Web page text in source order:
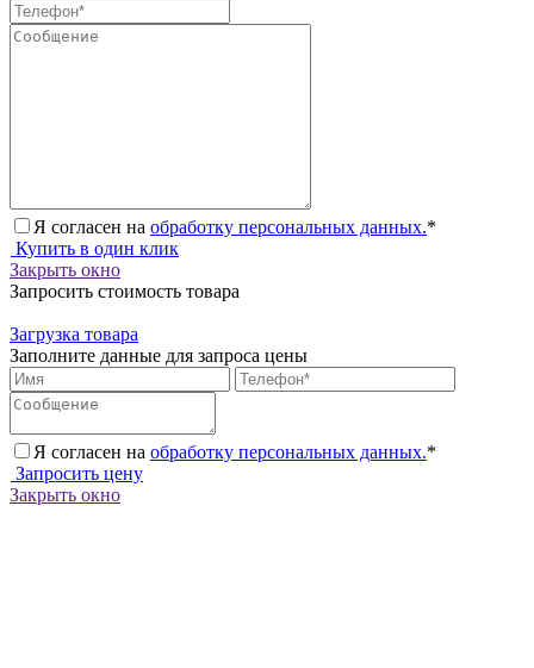
Я согласен на обработку персональных данных.*
Купить в один клик
Закрыть окно
Запросить стоимость товара
Загрузка товара
Заполните данные для запроса цены
Я согласен на обработку персональных данных.*
Запросить цену
Закрыть окно